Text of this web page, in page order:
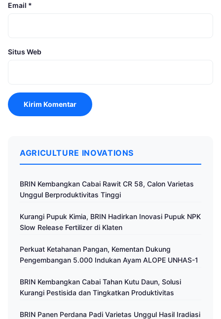
Email *
Situs Web
AGRICULTURE INOVATIONS
BRIN Kembangkan Cabai Rawit CR 58, Calon Varietas
Unggul Berproduktivitas Tinggi
Kurangi Pupuk Kimia, BRIN Hadirkan Inovasi Pupuk NPK
Slow Release Fertilizer di Klaten
Perkuat Ketahanan Pangan, Kementan Dukung
Pengembangan 5.000 Indukan Ayam ALOPE UNHAS-1
BRIN Kembangkan Cabai Tahan Kutu Daun, Solusi
Kurangi Pestisida dan Tingkatkan Produktivitas
BRIN Panen Perdana Padi Varietas Unggul Hasil Iradiasi